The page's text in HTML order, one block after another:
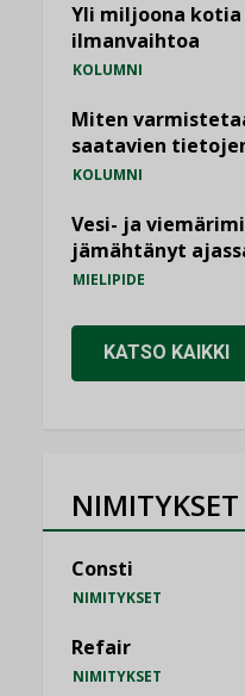
Yli miljoona
ilmanvaihtoa
KOLUMNI
Miten
saatavien
KOLUMNI
Vesi- ja
jämähtänyt
MIELIPIDE
KATSO KAIKKI
NIMITYKSET
Consti
NIMITYKSET
Refair
NIMITYKSET